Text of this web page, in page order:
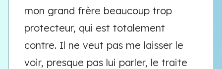
mon grand frère beaucoup trop
protecteur, qui est totalement
contre. Il ne veut pas me laisser le
voir, presque pas lui parler, le traite